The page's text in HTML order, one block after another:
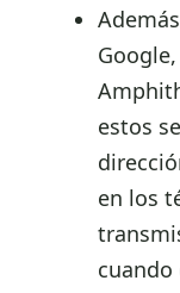
estos
en los